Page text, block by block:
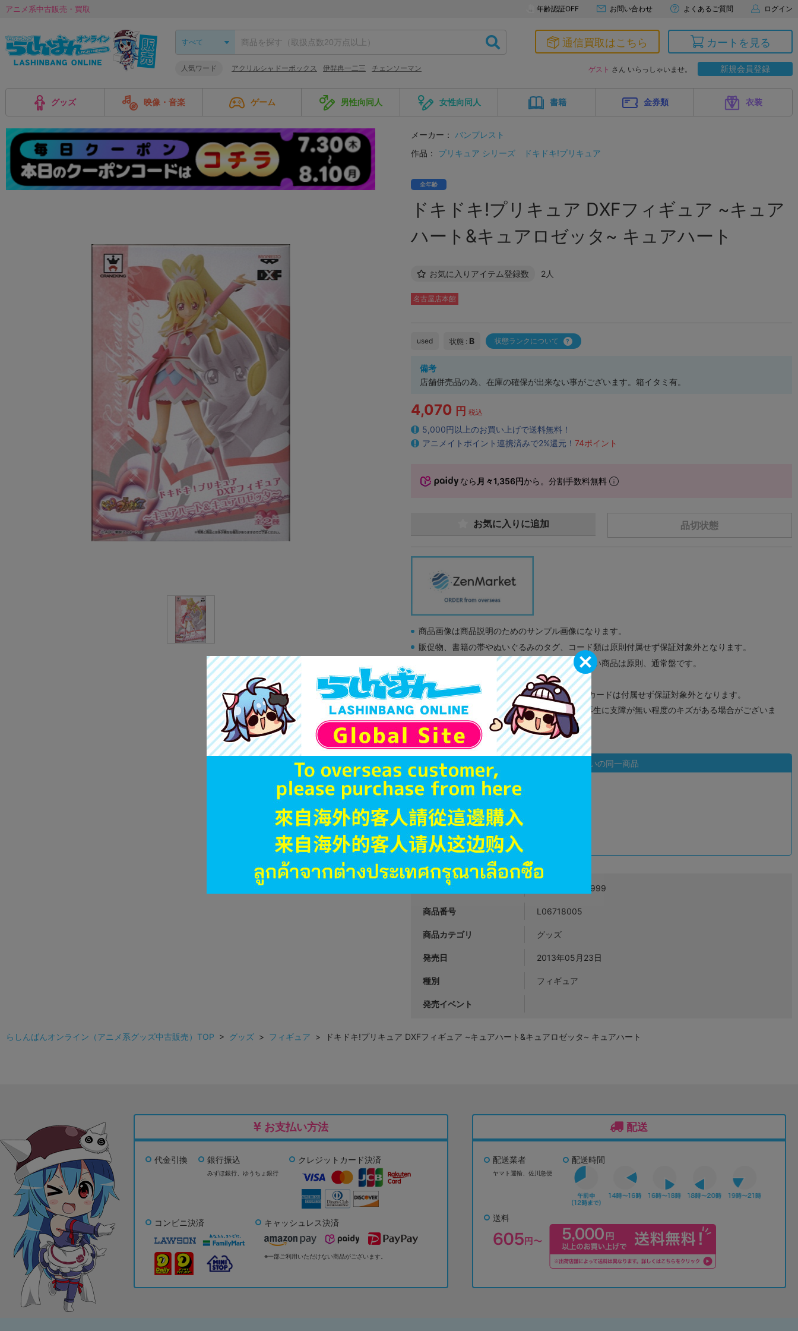
アニメ系中古販売・買取 年齢認証OFF お問い合わせ よくあるご質問 ログイン
人気ワード アクリルシャドーボックス 伊弉冉一二三 チェンソーマン
通信買取はこちら カートを見る
ゲスト さん いらっしゃいませ。 新規会員登録
グッズ 映像・音楽 ゲーム 男性向同人 女性向同人 書籍 金券類 衣装
メーカー：
バンプレスト
作品：
プリキュア シリーズ ドキドキ!プリキュア
全年齢
ドキドキ!プリキュア DXFフィギュア ~キュア
ハート&キュアロゼッタ~ キュアハート
お気に入りアイテム登録数 2人
名古屋店本館
used 状態 : B 状態ランクについて
備考
店舗併売品の為、在庫の確保が出来ない事がございます。箱イタミ有。
4,070 円 税込
5,000円以上のお買い上げで送料無料！
アニメイトポイント連携済みで2%還元！ 74ポイント
なら 月々1,356円から。分割手数料無料
品切状態
お気に入りに追加
商品画像は商品説明のためのサンプル画像になります。
販促物、書籍の帯やぬいぐるみのタグ、コード類は原則付属せず保証対象外となります。
商品名や備考欄に特別な記載が無い限り取り扱い商品は原則、通常盤です。
「電池」は原則として保証対象外となります。
ゲーム機本体には、SDカードなどのメモリーカードは付属せず保証対象外となります。
ディスク類の読み取り面のキズに関しまして再生に支障が無い程度のキズがある場合がございま
す。
※詳細につきましてはコチラ
状態違いの同一商品
状態 :A
品切状態 3,990円 税込
JANコード 4999999999999
商品番号 L06718005
商品カテゴリ グッズ
発売日 2013年05月23日
種別 フィギュア
発売イベント
らしんばんオンライン（アニメ系グッズ中古販売）TOP > グッズ > フィギュア > ドキドキ!プリキュア DXFフィギュア ~キュアハート&キュアロゼッタ~ キュアハート
お支払い方法
代金引換 銀行振込
みずほ銀行、 ゆうちょ銀行
クレジットカード決済
コンビニ決済 キャッシュレス決済
※一部ご利用いただけない商品がございます。
配送
配送業者
ヤマト運輸、佐川急便
配送時間
送料